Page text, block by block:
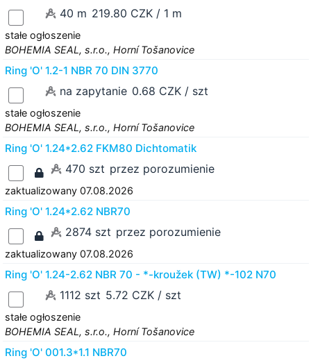
40 m 219.80 CZK / 1 m
stałe ogłoszenie
BOHEMIA SEAL, s.r.o., Horní Tošanovice
Ring 'O' 1.2-1 NBR 70 DIN 3770
na zapytanie 0.68 CZK / szt
stałe ogłoszenie
BOHEMIA SEAL, s.r.o., Horní Tošanovice
Ring 'O' 1.24*2.62 FKM80 Dichtomatik
470 szt przez porozumienie
zaktualizowany 07.08.2026
Ring 'O' 1.24*2.62 NBR70
2874 szt przez porozumienie
zaktualizowany 07.08.2026
Ring 'O' 1.24-2.62 NBR 70 - *-kroužek (TW) *-102 N70
1112 szt 5.72 CZK / szt
stałe ogłoszenie
BOHEMIA SEAL, s.r.o., Horní Tošanovice
Ring 'O' 001.3*1.1 NBR70